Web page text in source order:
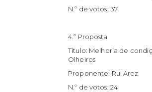
N.º de votos: 37
4.ª Proposta
Título: Melhoria de
Olheiros
Proponente: Rui Arez
N.º de votos: 24